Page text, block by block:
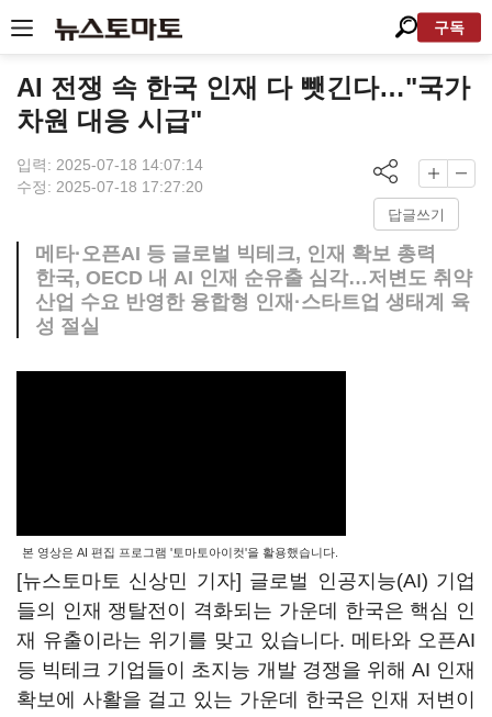
구독
AI 전쟁 속 한국 인재 다 뺏긴다…"국가
차원 대응 시급"
입력: 2025-07-18 14:07:14
수정: 2025-07-18 17:27:20
답글쓰기
메타·오픈AI 등 글로벌 빅테크, 인재 확보 총력
한국, OECD 내 AI 인재 순유출 심각…저변도 취약
산업 수요 반영한 융합형 인재·스타트업 생태계 육
성 절실
본 영상은 AI 편집 프로그램 '토마토아이컷'을 활용했습니다.
[뉴스토마토 신상민 기자] 글로벌 인공지능(AI) 기업
들의 인재 쟁탈전이 격화되는 가운데 한국은 핵심 인
재 유출이라는 위기를 맞고 있습니다. 메타와 오픈AI
등 빅테크 기업들이 초지능 개발 경쟁을 위해 AI 인재
확보에 사활을 걸고 있는 가운데 한국은 인재 저변이